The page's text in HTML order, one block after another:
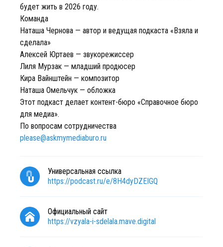
будет жить в 2026 году.
Команда
Наташа Чернова — автор и ведущая подкаста «Взяла и
сделала»
Алексей Юртаев — звукорежиссер
Лиля Мурзак — младший продюсер
Кира Вайнштейн — композитор
Наташа Омельчук — обложка
Этот подкаст делает контент-бюро «Справочное бюро
для медиа».
По вопросам сотрудничества
please@askmymediaburo.ru
Универсальная ссылка
https://podcast.ru/e/8H4dyDZEIGQ
Официальный сайт
https://vzyala-i-sdelala.mave.digital